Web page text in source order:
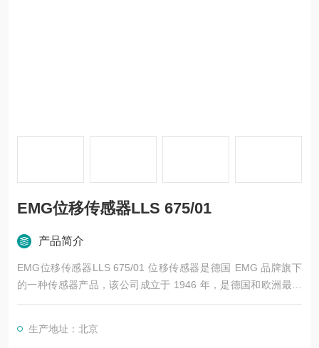
EMG位移传感器LLS 675/01
产品简介
EMG位移传感器LLS 675/01 位移传感器是德国 EMG 品牌旗下
的一种传感器产品，该公司成立于 1946 年，是德国和欧洲最早
的电动执行机构专业制造商。EMG 位移传感器广泛应用于各种测
量的场景中。以下是其详细介绍：
生产地址：北京